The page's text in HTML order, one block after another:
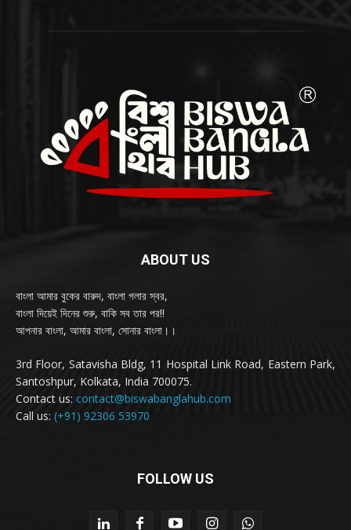
ABOUT US
বাংলা আমার বুকের বারুদ, বাংলা গলার স্বর,
বাংলা দিয়েই দিনের শুরু, বাকি সব তার পর!!
আপনার বাংলা, আমার বাংলা, সোনার বাংলা।।
3rd Floor, Satavisha Bldg, 11 Hospital Link Road, Eastern Park,
Santoshpur, Kolkata, India 700075.
Contact us: contact@biswabanglahub.com
Call us: (+91) 92306 53970
FOLLOW US